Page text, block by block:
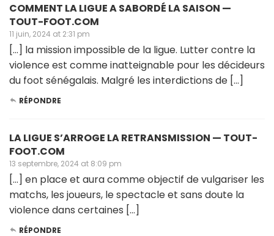
COMMENT LA LIGUE A SABORDÉ LA SAISON —
TOUT-FOOT.COM
11 juin, 2024 at 2:31 pm
[…] la mission impossible de la ligue. Lutter contre la
violence est comme inatteignable pour les décideurs
du foot sénégalais. Malgré les interdictions de […]
RÉPONDRE
LA LIGUE S’ARROGE LA RETRANSMISSION — TOUT-
FOOT.COM
13 septembre, 2024 at 8:09 pm
[…] en place et aura comme objectif de vulgariser les
matchs, les joueurs, le spectacle et sans doute la
violence dans certaines […]
RÉPONDRE